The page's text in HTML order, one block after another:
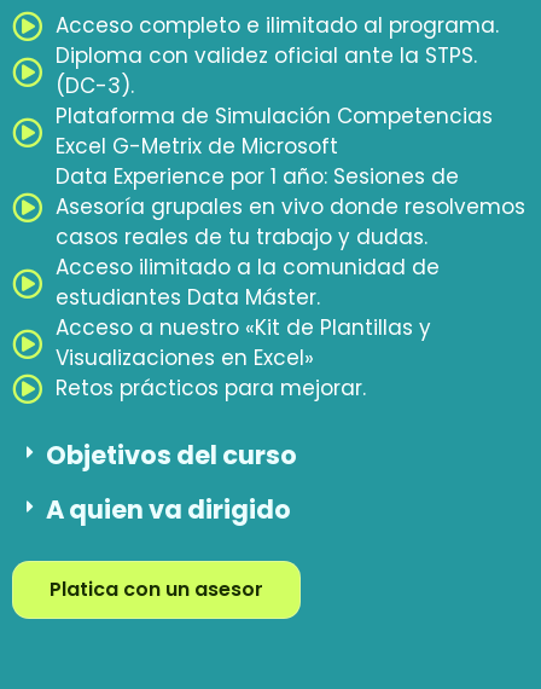
Acceso completo e ilimitado al programa.
Diploma con validez oficial ante la STPS.
(DC-3).
Plataforma de Simulación Competencias
Excel G-Metrix de Microsoft
Data Experience por 1 año: Sesiones de
Asesoría grupales en vivo donde resolvemos
casos reales de tu trabajo y dudas.
Acceso ilimitado a la comunidad de
estudiantes Data Máster.
Acceso a nuestro «Kit de Plantillas y
Visualizaciones en Excel»
Retos prácticos para mejorar.
Objetivos del curso
A quien va dirigido
Platica con un asesor